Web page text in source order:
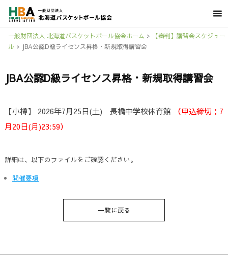
一般財団法人 北海道バスケットボール協会ホーム >
【審判】講習会スケジュー
ル > JBA公認D級ライセンス昇格・新規取得講習会
JBA公認D級ライセンス昇格・新規取得講習会
【小樽】 2026年7月25日(土) 長橋中学校体育館
（申込締切：7
月20日(月)23:59）
詳細は、以下のファイルをご確認ください。
開催要項
一覧に戻る